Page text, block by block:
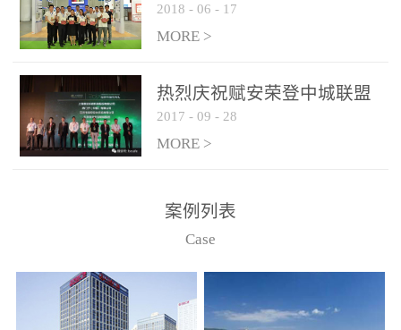
报早防的效果。 系统构
成示意图： 图像型火灾
和监控端两大部分组成。
两者之间通过以太网相
联，一台监控主机最多可
从监控主机上获取，最多
只能接6台，超过的需从现
慧消防新荣耀
2018 - 06 - 17
MORE >
热烈庆祝赋安荣登中城联盟
联合采购战略合作平台
2017 - 09 - 28
MORE >
案例列表
Case